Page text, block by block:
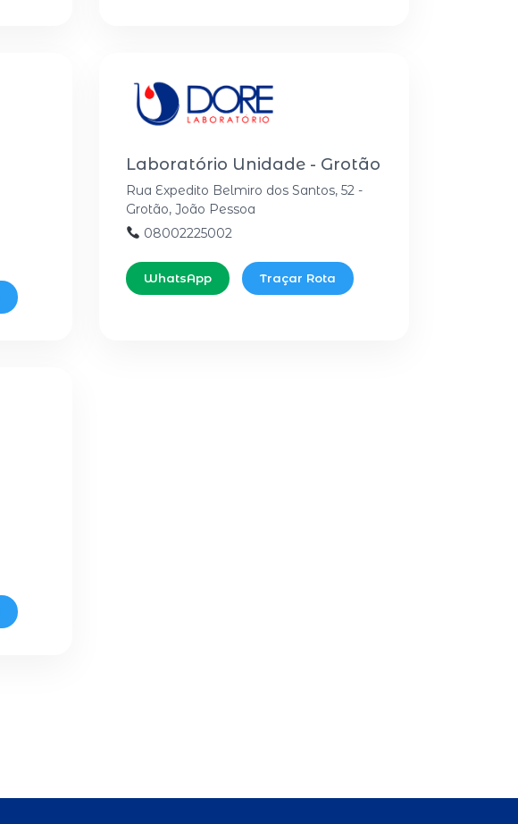
Laboratório Unidade - Grotão
Rua Expedito Belmiro dos Santos, 52 -
Grotão, João Pessoa
08002225002
WhatsApp Traçar Rota